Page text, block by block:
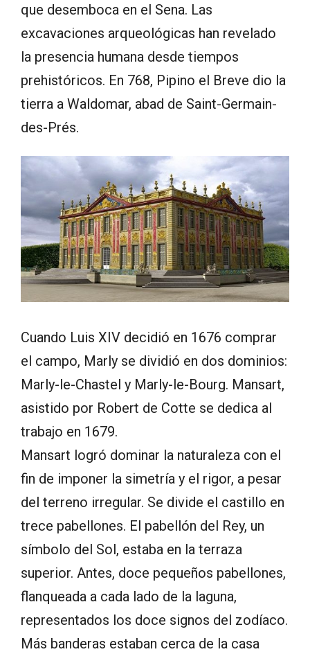
que desemboca en el Sena. Las
excavaciones arqueológicas han revelado
la presencia humana desde tiempos
prehistóricos. En 768, Pipino el Breve dio la
tierra a Waldomar, abad de Saint-Germain-
des-Prés.
Cuando Luis XIV decidió en 1676 comprar
el campo, Marly se dividió en dos dominios:
Marly-le-Chastel y Marly-le-Bourg. Mansart,
asistido por Robert de Cotte se dedica al
trabajo en 1679.
Mansart logró dominar la naturaleza con el
fin de imponer la simetría y el rigor, a pesar
del terreno irregular. Se divide el castillo en
trece pabellones. El pabellón del Rey, un
símbolo del Sol, estaba en la terraza
superior. Antes, doce pequeños pabellones,
flanqueada a cada lado de la laguna,
representados los doce signos del zodíaco.
Más banderas estaban cerca de la casa